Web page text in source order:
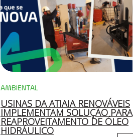
AMBIENTAL
USINAS DA ATIAIA RENOVÁVEIS
IMPLEMENTAM SOLUÇÃO PARA
REAPROVEITAMENTO DE ÓLEO
HIDRÁULICO